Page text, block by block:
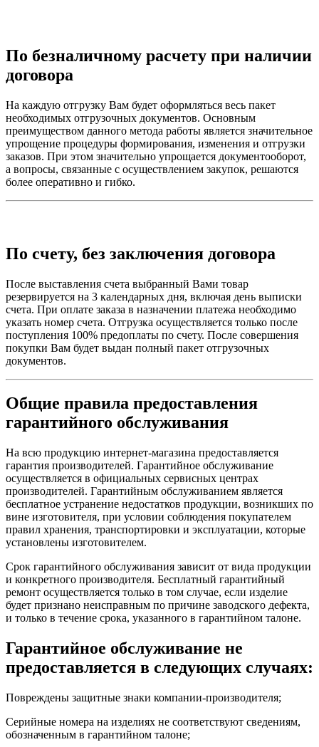
По безналичному расчету при наличии
договора
На каждую отгрузку Вам будет оформляться весь пакет
необходимых отгрузочных документов. Основным
преимуществом данного метода работы является значительное
упрощение процедуры формирования, изменения и отгрузки
заказов. При этом значительно упрощается документооборот,
а вопросы, связанные с осуществлением закупок, решаются
более оперативно и гибко.
По счету, без заключения договора
После выставления счета выбранный Вами товар
резервируется на 3 календарных дня, включая день выписки
счета. При оплате заказа в назначении платежа необходимо
указать номер счета. Отгрузка осуществляется только после
поступления 100% предоплаты по счету. После совершения
покупки Вам будет выдан полный пакет отгрузочных
документов.
Общие правила предоставления
гарантийного обслуживания
На всю продукцию интернет-магазина предоставляется
гарантия производителей. Гарантийное обслуживание
осуществляется в официальных сервисных центрах
производителей. Гарантийным обслуживанием является
бесплатное устранение недостатков продукции, возникших по
вине изготовителя, при условии соблюдения покупателем
правил хранения, транспортировки и эксплуатации, которые
установлены изготовителем.
Срок гарантийного обслуживания зависит от вида продукции
и конкретного производителя. Бесплатный гарантийный
ремонт осуществляется только в том случае, если изделие
будет признано неисправным по причине заводского дефекта,
и только в течение срока, указанного в гарантийном талоне.
Гарантийное обслуживание не
предоставляется в следующих случаях:
Повреждены защитные знаки компании-производителя;
Серийные номера на изделиях не соответствуют сведениям,
обозначенным в гарантийном талоне;